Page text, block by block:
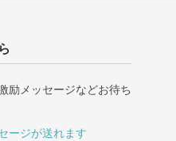
励メッセージなどお待ち
ージが送れます